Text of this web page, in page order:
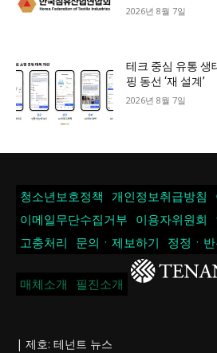
2026년 8월 7일
테크 중심 유통 생
핑 동선 ‘재 설계’
2026년 8월 7일
청소년보호정책 개인정보취급방침
이메일무단수집거부
이용자위원회
고충처리
문의ㆍ제보하기 정정ㆍ
매체소개 필진소개
| 제호: 테넌트 뉴스